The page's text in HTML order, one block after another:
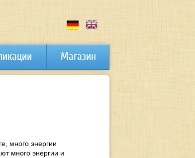
Магазин
много энергии
много энергии и